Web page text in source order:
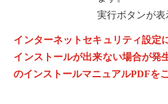
実行ボタンが表
インターネットセキュリティ設定
インストールが出来ない場合が発
のインストールマニュアルPDFを